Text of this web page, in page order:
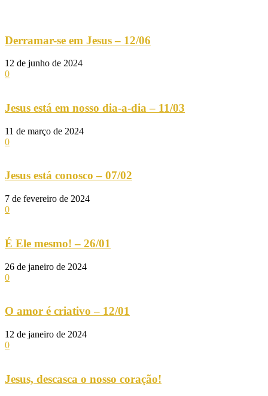
Derramar-se em Jesus – 12/06
12 de junho de 2024
0
Jesus está em nosso dia-a-dia – 11/03
11 de março de 2024
0
Jesus está conosco – 07/02
7 de fevereiro de 2024
0
É Ele mesmo! – 26/01
26 de janeiro de 2024
0
O amor é criativo – 12/01
12 de janeiro de 2024
0
Jesus, descasca o nosso coração!